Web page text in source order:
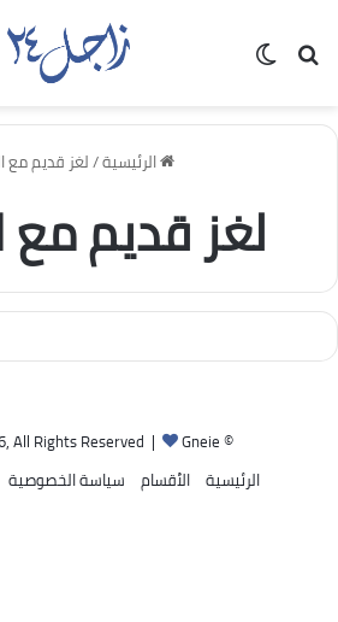
بحث عن
الرئيسية/لغز قديم مع
لغز قديم مع
© Copyright 2026, All Rights Reserved |
Gneie
الرئيسية الأقسام سياسة الخصوصية